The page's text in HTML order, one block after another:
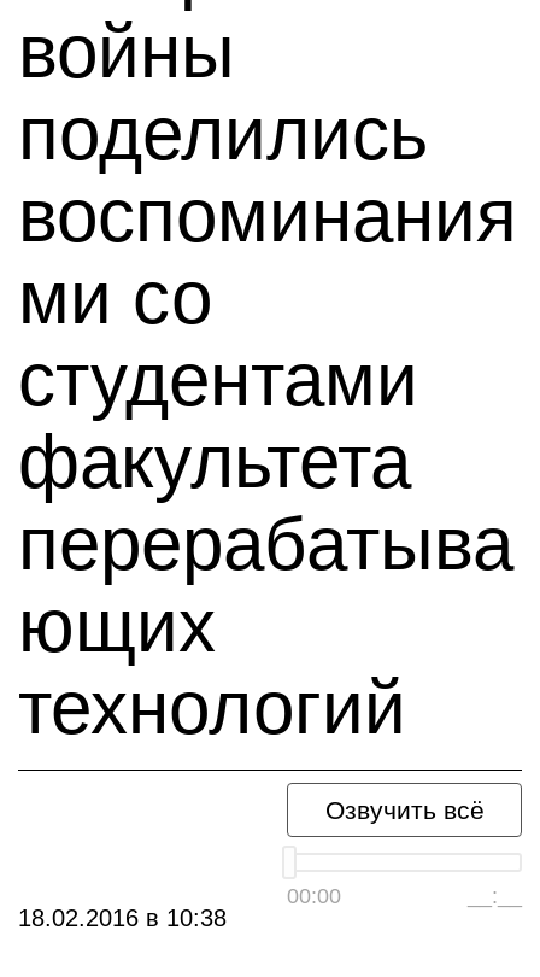
войны
поделились
воспоминания
ми со
студентами
факультета
перерабатыва
ющих
технологий
Озвучить всё
00:00 __:__
18.02.2016 в 10:38